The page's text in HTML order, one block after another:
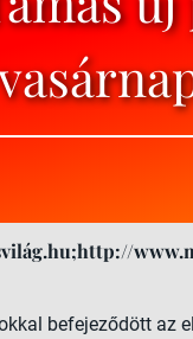
befejeződött az